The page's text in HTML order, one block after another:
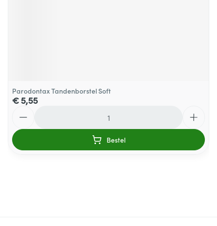
Parodontax Tandenborstel Soft
€ 5,55
Bestel